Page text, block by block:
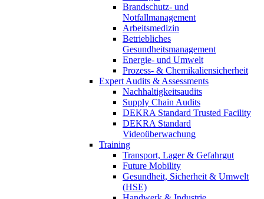
Brandschutz- und
Notfallmanagement
Arbeitsmedizin
Betriebliches
Gesundheitsmanagement
Energie- und Umwelt
Prozess- & Chemikaliensicherheit
Expert Audits & Assessments
Nachhaltigkeitsaudits
Supply Chain Audits
DEKRA Standard Trusted Facility
DEKRA Standard
Videoüberwachung
Training
Transport, Lager & Gefahrgut
Future Mobility
Gesundheit, Sicherheit & Umwelt
(HSE)